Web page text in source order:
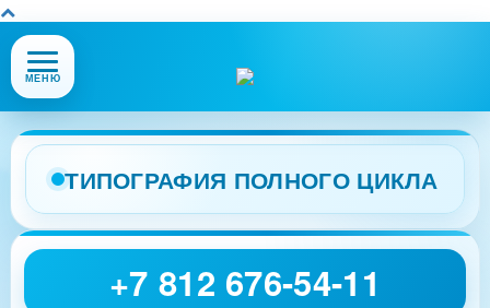
Открыть
или
меню
сайта
МЕНЮ
ТИПОГРАФИЯ ПОЛНОГО ЦИКЛА
+7 812 676-54-11